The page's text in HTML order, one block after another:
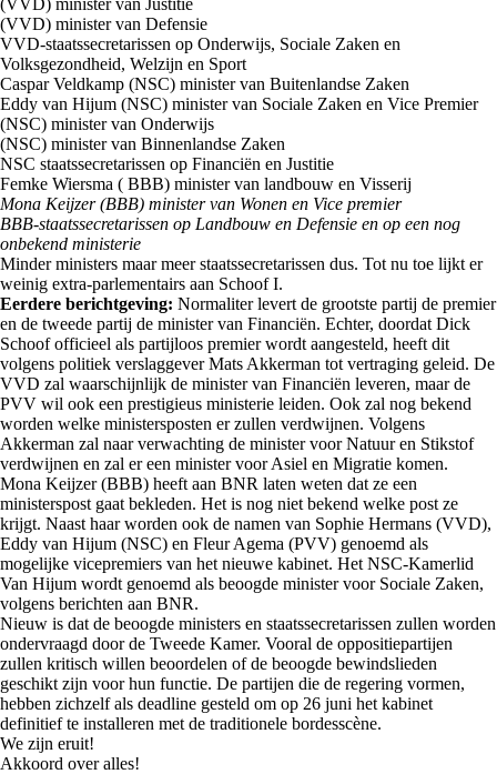
(VVD) minister van Justitie
(VVD) minister van Defensie
VVD-staatssecretarissen op Onderwijs, Sociale Zaken en
Volksgezondheid, Welzijn en Sport
Caspar Veldkamp (NSC) minister van Buitenlandse Zaken
Eddy van Hijum (NSC) minister van Sociale Zaken en Vice Premier
(NSC) minister van Onderwijs
(NSC) minister van Binnenlandse Zaken
NSC staatssecretarissen op Financiën en Justitie
Femke Wiersma ( BBB) minister van landbouw en Visserij
Mona Keijzer (BBB) minister van Wonen en Vice premier
BBB-staatssecretarissen op Landbouw en Defensie en op een nog
onbekend ministerie
Minder ministers maar meer staatssecretarissen dus. Tot nu toe lijkt er
weinig extra-parlementairs aan Schoof I.
Eerdere berichtgeving: Normaliter levert de grootste partij de premier
en de tweede partij de minister van Financiën. Echter, doordat Dick
Schoof officieel als partijloos premier wordt aangesteld, heeft dit
volgens politiek verslaggever Mats Akkerman tot vertraging geleid. De
VVD zal waarschijnlijk de minister van Financiën leveren, maar de
PVV wil ook een prestigieus ministerie leiden. Ook zal nog bekend
worden welke ministersposten er zullen verdwijnen. Volgens
Akkerman zal naar verwachting de minister voor Natuur en Stikstof
verdwijnen en zal er een minister voor Asiel en Migratie komen.
Mona Keijzer (BBB) heeft aan BNR laten weten dat ze een
ministerspost gaat bekleden. Het is nog niet bekend welke post ze
krijgt. Naast haar worden ook de namen van Sophie Hermans (VVD),
Eddy van Hijum (NSC) en Fleur Agema (PVV) genoemd als
mogelijke vicepremiers van het nieuwe kabinet. Het NSC-Kamerlid
Van Hijum wordt genoemd als beoogde minister voor Sociale Zaken,
volgens berichten aan BNR.
Nieuw is dat de beoogde ministers en staatssecretarissen zullen worden
ondervraagd door de Tweede Kamer. Vooral de oppositiepartijen
zullen kritisch willen beoordelen of de beoogde bewindslieden
geschikt zijn voor hun functie. De partijen die de regering vormen,
hebben zichzelf als deadline gesteld om op 26 juni het kabinet
definitief te installeren met de traditionele bordesscène.
We zijn eruit!
Akkoord over alles!